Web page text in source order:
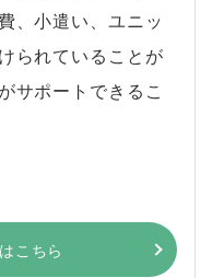
、小遣い、ユニッ
られていることが
サポートできるこ
こちら